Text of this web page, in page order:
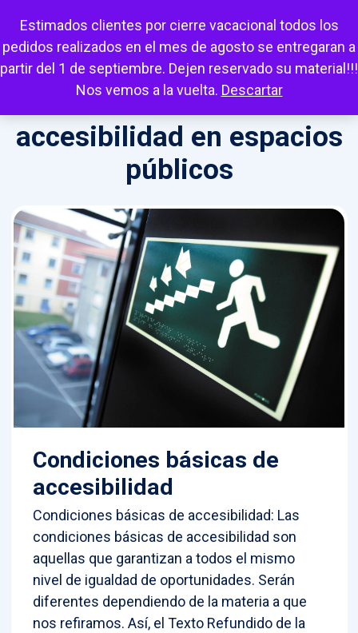
Estimados clientes por cierre vacacional todos los
pedidos realizados en el mes de agosto se entregaran a
partir del 1 de septiembre. Dejen reservado su material!!!
Nos vemos a la vuelta. Descartar
Mi cuenta Carrito Favoritos Escuchar
accesibilidad en espacios
públicos
Condiciones básicas de
accesibilidad
Condiciones básicas de accesibilidad: Las
condiciones básicas de accesibilidad son
aquellas que garantizan a todos el mismo
nivel de igualdad de oportunidades. Serán
diferentes dependiendo de la materia a que
nos refiramos. Así, el Texto Refundido de la